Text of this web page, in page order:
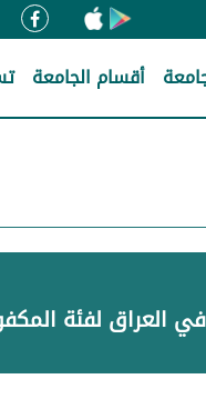
أقسام الجامعة
العراق لفئة